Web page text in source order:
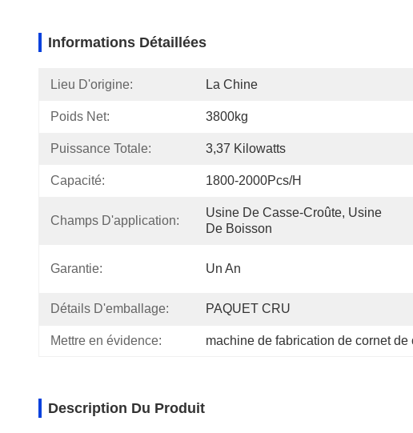
Informations Détaillées
Lieu D'origine: La Chine
Poids Net: 3800kg
Puissance Totale: 3,37 Kilowatts
Capacité: 1800-2000Pcs/H
Champs D'application:
Usine De Casse-Croûte, Usine
De Boisson
Garantie: Un An
Détails D'emballage: PAQUET CRU
Mettre en évidence: machine de fabrication de cornet de
Description Du Produit